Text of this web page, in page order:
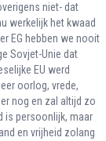
niet- dat
werkelijk het kwaad
EG hebben we nooit
Sovjet-Unie dat
EU werd
oorlog, vrede,
nog en zal altijd zo
is persoonlijk, maar
en vrijheid zolang